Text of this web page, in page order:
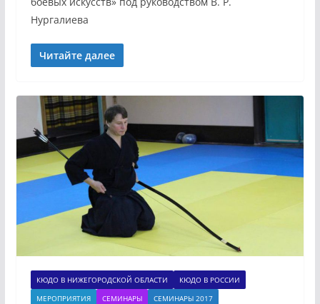
Нургалиева
Читайте далее
КЮДО В НИЖЕГОРОДСКОЙ ОБЛАСТИ
КЮДО В РОССИИ
МЕРОПРИЯТИЯ
СЕМИНАРЫ СЕМИНАРЫ 2017